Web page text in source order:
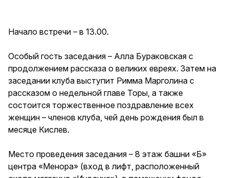
Начало встречи – в 13.00.
Особый гость заседания – Алла Бураковская с
продолжением рассказа о великих евреях. Затем на
заседании клуба выступит Римма Марголина с
рассказом о недельной главе Торы, а также
состоится торжественное поздравление всех
женщин – членов клуба, чей день рождения был в
месяце Кислев.
Место проведения заседания – 8 этаж башни «Б»
центра «Менора» (вход в лифт, расположенный